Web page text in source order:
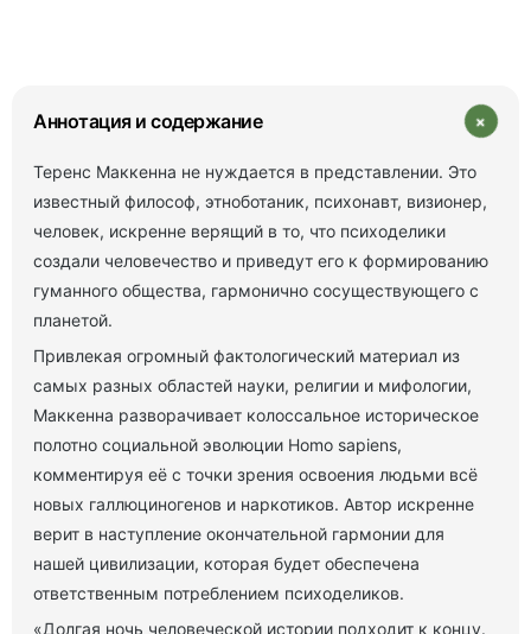
Аннотация и содержание +
Теренс Маккенна не нуждается в представлении. Это
известный философ, этноботаник, психонавт, визионер,
человек, искренне верящий в то, что психоделики
создали человечество и приведут его к формированию
гуманного общества, гармонично сосуществующего с
планетой.
Привлекая огромный фактологический материал из
самых разных областей науки, религии и мифологии,
Маккенна разворачивает колоссальное историческое
полотно социальной эволюции Homo sapiens,
комментируя её с точки зрения освоения людьми всё
новых галлюциногенов и наркотиков. Автор искренне
верит в наступление окончательной гармонии для
нашей цивилизации, которая будет обеспечена
ответственным потреблением психоделиков.
«Долгая ночь человеческой истории подходит к концу.